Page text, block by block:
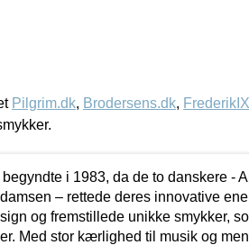
Pilgrim.dk, Brodersens.dk,
i 1983, da de to danskere -
– rettede deres innovative
og fremstillede unikke smykker,
Med stor kærlighed til musik og